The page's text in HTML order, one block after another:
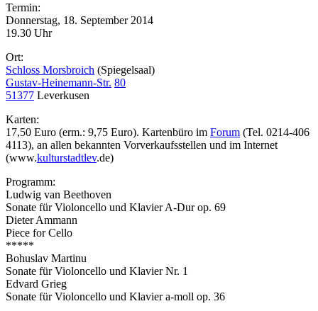
Termin:
Donnerstag, 18. September 2014
19.30 Uhr
Ort:
Schloss Morsbroich (Spiegelsaal)
Gustav-Heinemann-Str. 80
51377 Leverkusen
Karten:
17,50 Euro (erm.: 9,75 Euro). Kartenbüro im Forum (Tel. 0214-406
4113), an allen bekannten Vorverkaufsstellen und im Internet
(www.kulturstadtlev.de)
Programm:
Ludwig van Beethoven
Sonate für Violoncello und Klavier A-Dur op. 69
Dieter Ammann
Piece for Cello
*****
Bohuslav Martinu
Sonate für Violoncello und Klavier Nr. 1
Edvard Grieg
Sonate für Violoncello und Klavier a-moll op. 36